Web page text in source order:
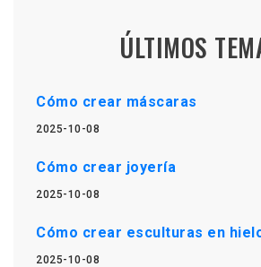
ÚLTIMOS
Cómo crear máscaras
2025-10-08
Cómo crear joyería
2025-10-08
Cómo crear esculturas en
2025-10-08